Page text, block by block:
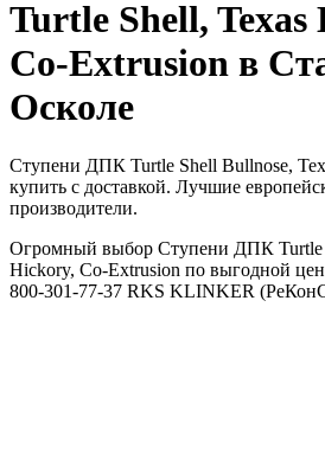
Turtle Shell, Texas
Co-Extrusion в
Осколе
Ступени ДПК Turtle Shell Bullnose,
купить с доставкой. Лучшие
производители.
Огромный выбор Ступени ДПК Turtle
Hickory, Co-Extrusion по выгодной
800-301-77-37 RKS KLINKER